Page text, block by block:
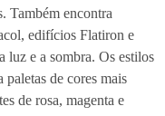
Também encontra
edifícios Flatiron e
luz e a sombra. Os estilos
de cores mais
de rosa, magenta e